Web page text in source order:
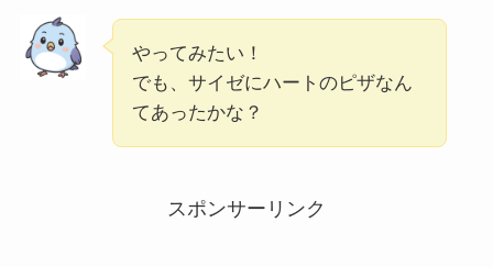
やってみたい！
でも、サイゼにハートのピザなん
てあったかな？
スポンサーリンク